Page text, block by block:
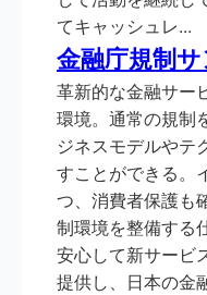
てキャッシュレ...
金融庁規制
革新的な金融サー
環境。通常の規制
ジネスモデルやテ
すことができる。
つ、消費者保護も
制環境を整備する
安心して新サービ
提供し、日本の金